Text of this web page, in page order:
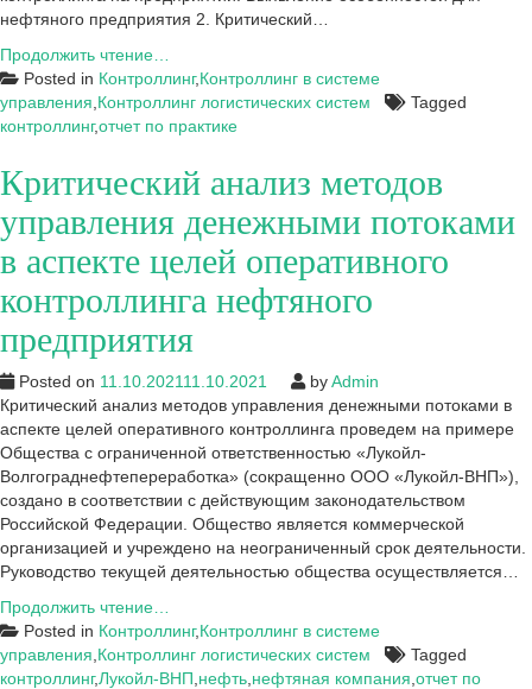
нефтяного предприятия 2. Критический…
Продолжить чтение…
отчетов
по
практике
контроллингу
Posted in Контроллинг,Контроллинг в системе
управления Контроллинг логистических систем
Tagged
контроллинг,отчет по практике
Критический анализ методов
управления денежными потоками
в аспекте целей оперативного
контроллинга нефтяного
предприятия
Posted on 11.10.202111.10.2021 byAdmin
Критический анализ методов управления денежными потоками в
аспекте целей оперативного контроллинга проведем на примере
Общества с ограниченной ответственностью «Лукойл-
Волгограднефтепереработка» (сокращенно ООО «Лукойл-ВНП»),
создано в соответствии с действующим законодательством
Российской Федерации. Общество является коммерческой
организацией и учреждено на неограниченный срок деятельности.
Руководство текущей деятельностью общества осуществляется…
Продолжить чтение…
анализ
методов
управления
Posted in Контроллинг,Контроллинг в системе
управления Контроллинг логистических систем
Tagged
контроллинг,Лукойл-ВНП нефть нефтяная компания отчет по